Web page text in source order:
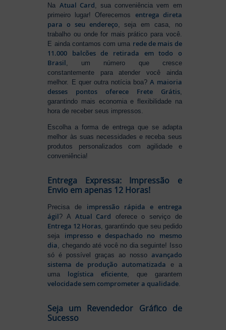
Na Atual Card, sua conveniência vem em
primeiro lugar! Oferecemos entrega direta
para o seu endereço, seja em casa, no
trabalho ou onde for mais prático para você.
E ainda contamos com uma rede de mais de
11.000 balcões de retirada em todo o
Brasil, um número que cresce
constantemente para atender você ainda
melhor. E quer outra notícia boa?A maioria
desses pontos oferece Frete Grátis,
garantindo mais economia e flexibilidade na
hora de receber seus impressos.
Escolha a forma de entrega que se adapta
melhor às suas necessidades e receba seus
produtos personalizados com agilidade e
conveniência!
Entrega Expressa: Impressão e
Envio em apenas 12 Horas!
Precisa de impressão rápida e entrega
ágil? A Atual Card oferece o serviço de
Entrega 12 Horas , garantindo que seu pedido
seja impresso e despachado no mesmo
dia , chegando até você no dia seguinte! Isso
só é possível graças ao nosso avançado
sistema de produção automatizada e a
uma logística eficiente , que garantem
velocidade sem comprometer a qualidade
Seja um Revendedor Gráfico de
Sucesso